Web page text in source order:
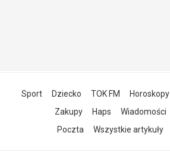
Sport Dziecko TOK FM Horoskopy
Zakupy
Haps Wiadomości
Poczta
Wszystkie artykuły